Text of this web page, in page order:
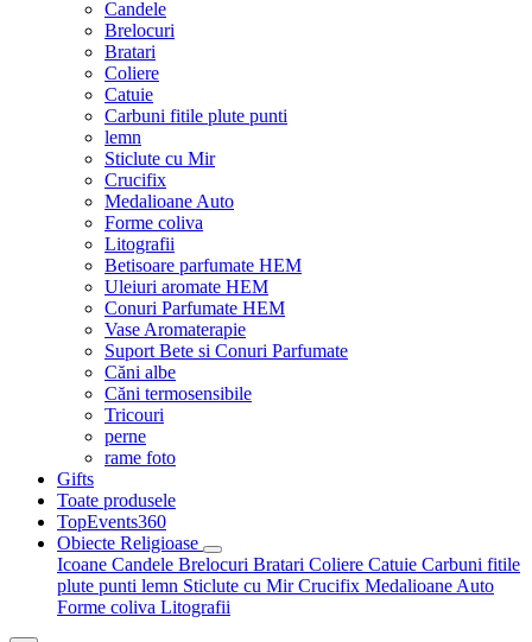
Candele
Brelocuri
Bratari
Coliere
Catuie
Carbuni fitile plute punti
lemn
Sticlute cu Mir
Crucifix
Medalioane Auto
Forme coliva
Litografii
Betisoare parfumate HEM
Uleiuri aromate HEM
Conuri Parfumate HEM
Vase Aromaterapie
Suport Bete si Conuri Parfumate
Căni albe
Căni termosensibile
Tricouri
perne
rame foto
Gifts
Toate produsele
TopEvents360
Obiecte Religioase
Icoane Candele Brelocuri Bratari Coliere Catuie Carbuni fitile
plute punti lemn Sticlute cu MirCrucifix Medalioane Auto
Forme coliva Litografii